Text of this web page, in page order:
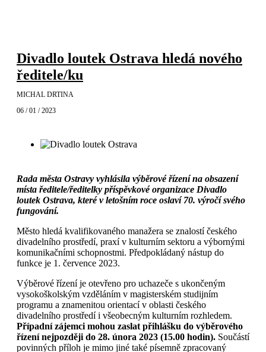
Divadlo loutek Ostrava hledá nového
ředitele/ku
MICHAL DRTINA
06 / 01 / 2023
Rada města Ostravy vyhlásila výběrové řízení na obsazení
místa ředitele/ředitelky příspěvkové organizace Divadlo
loutek Ostrava, které v letošním roce oslaví 70. výročí svého
fungování.
Město hledá kvalifikovaného manažera se znalostí českého
divadelního prostředí, praxí v kulturním sektoru a výbornými
komunikačními schopnostmi. Předpokládaný nástup do
funkce je 1. července 2023.
Výběrové řízení je otevřeno pro uchazeče s ukončeným
vysokoškolským vzděláním v magisterském studijním
programu a znamenitou orientací v oblasti českého
divadelního prostředí i všeobecným kulturním rozhledem.
Případní zájemci mohou zaslat přihlášku do výběrového
řízení nejpozději do 28. února 2023 (15.00 hodin).Součástí
povinných příloh je mimo jiné také písemně zpracovaný